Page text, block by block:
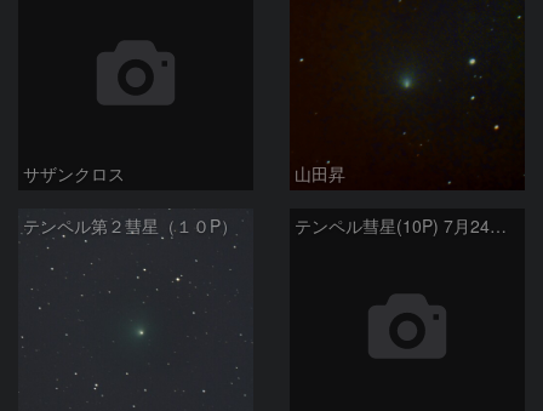
サザンクロス 山田昇
テンペル第２彗星（１０P） テンペル彗星(10P) 7月24日 Seestar50